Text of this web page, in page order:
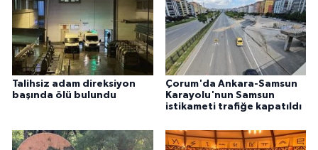
Talihsiz adam direksiyon
başında ölü bulundu
Çorum'da Ankara-Samsun
Karayolu'nun Samsun
istikameti trafiğe kapatıldı